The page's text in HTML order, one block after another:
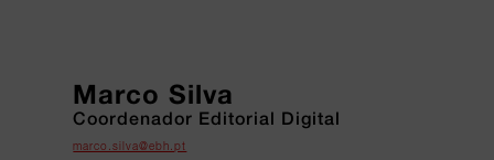
Marco Silva
Coordenador Editorial Digital
marco.silva@ebh.pt